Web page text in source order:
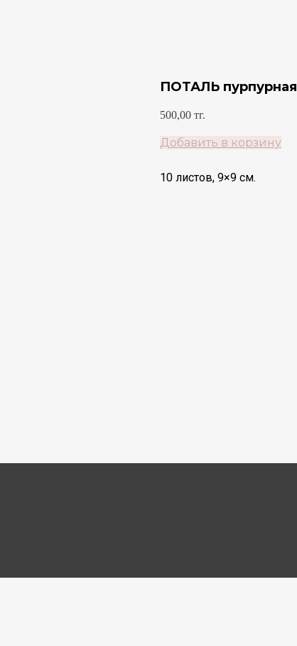
ПОТАЛЬ пурпурная
500,00 тг.
Добавить в корзину
10 листов, 9×9 см.